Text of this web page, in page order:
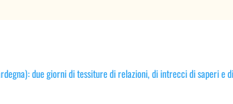
due giorni di tessiture di relazioni, di intrecci di saperi e